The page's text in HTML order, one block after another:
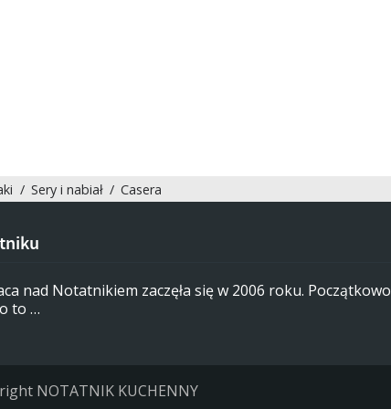
/ Sery i nabiał / Casera
nad Notatnikiem zaczęła się w 2006 roku. Początkowo
to …
NOTATNIK KUCHENNY